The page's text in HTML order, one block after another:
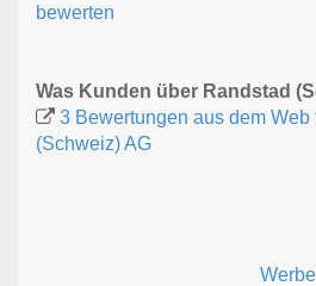
bewerten
Was Kunden über Randstad
3 Bewertungen aus dem Web
(Schweiz) AG